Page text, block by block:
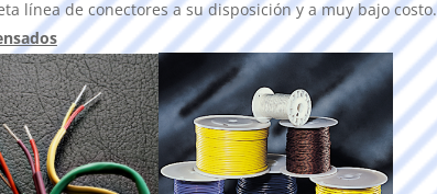
línea de conectores a su disposición y a muy bajo costo.